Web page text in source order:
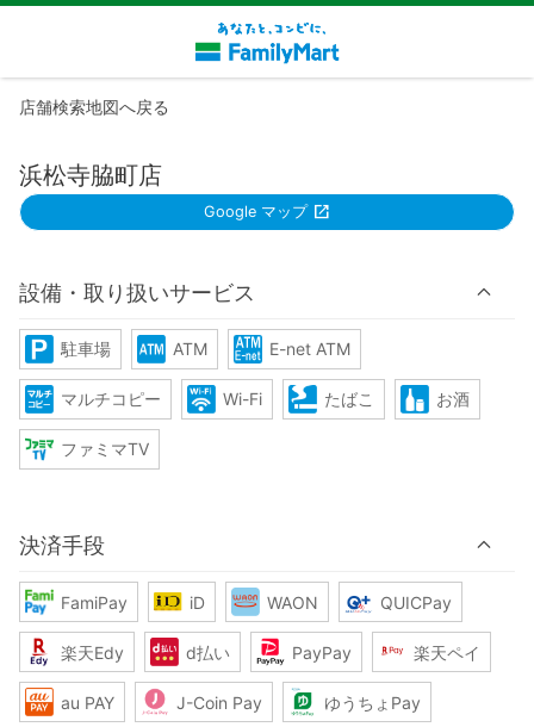
店舗検索地図へ戻る
浜松寺脇町店
Google マップ
設備・取り扱いサービス
駐車場 ATM E-net ATM
マルチコピー Wi-Fi たばこ お酒
ファミマTV
決済手段
FamiPay iD WAON QUICPay
楽天Edy d払い PayPay 楽天ペイ
au PAY J-Coin Pay ゆうちょPay